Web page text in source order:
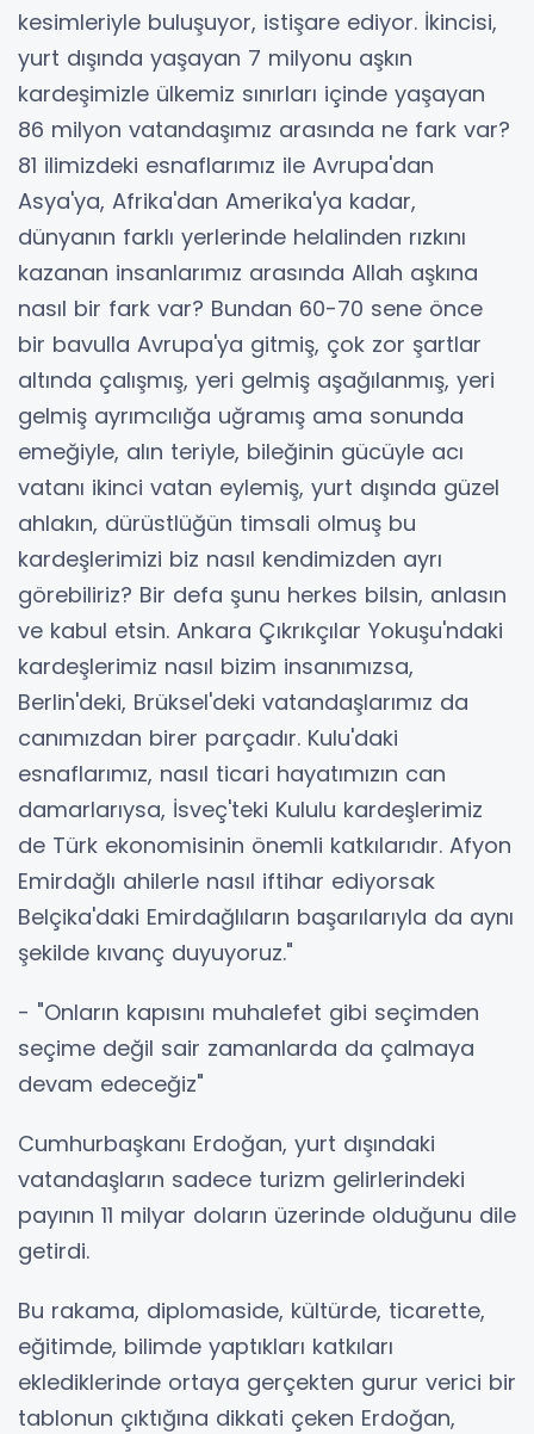
kesimleriyle buluşuyor, istişare ediyor. İkincisi,
yurt dışında yaşayan 7 milyonu aşkın
kardeşimizle ülkemiz sınırları içinde yaşayan
86 milyon vatandaşımız arasında ne fark var?
81 ilimizdeki esnaflarımız ile Avrupa'dan
Asya'ya, Afrika'dan Amerika'ya kadar,
dünyanın farklı yerlerinde helalinden rızkını
kazanan insanlarımız arasında Allah aşkına
nasıl bir fark var? Bundan 60-70 sene önce
bir bavulla Avrupa'ya gitmiş, çok zor şartlar
altında çalışmış, yeri gelmiş aşağılanmış, yeri
gelmiş ayrımcılığa uğramış ama sonunda
emeğiyle, alın teriyle, bileğinin gücüyle acı
vatanı ikinci vatan eylemiş, yurt dışında güzel
ahlakın, dürüstlüğün timsali olmuş bu
kardeşlerimizi biz nasıl kendimizden ayrı
görebiliriz? Bir defa şunu herkes bilsin, anlasın
ve kabul etsin. Ankara Çıkrıkçılar Yokuşu'ndaki
kardeşlerimiz nasıl bizim insanımızsa,
Berlin'deki, Brüksel'deki vatandaşlarımız da
canımızdan birer parçadır. Kulu'daki
esnaflarımız, nasıl ticari hayatımızın can
damarlarıysa, İsveç'teki Kululu kardeşlerimiz
de Türk ekonomisinin önemli katkılarıdır. Afyon
Emirdağlı ahilerle nasıl iftihar ediyorsak
Belçika'daki Emirdağlıların başarılarıyla da aynı
şekilde kıvanç duyuyoruz."
- "Onların kapısını muhalefet gibi seçimden
seçime değil sair zamanlarda da çalmaya
devam edeceğiz"
Cumhurbaşkanı Erdoğan, yurt dışındaki
vatandaşların sadece turizm gelirlerindeki
payının 11 milyar doların üzerinde olduğunu dile
getirdi.
Bu rakama, diplomaside, kültürde, ticarette,
eğitimde, bilimde yaptıkları katkıları
eklediklerinde ortaya gerçekten gurur verici bir
tablonun çıktığına dikkati çeken Erdoğan,